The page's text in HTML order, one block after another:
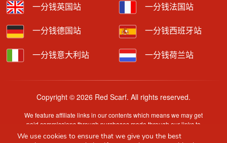
一分钱英国站 一分钱法国站
一分钱德国站 一分钱西班牙站
一分钱意大利站 一分钱荷兰站
Copyright © 2026 Red Scarf. All rights reserved.
We feature affiliate links in our contents which means we may get
paid commissions through purchases made through our links to
retailer sites.
We use cookies to ensure that we give you the best